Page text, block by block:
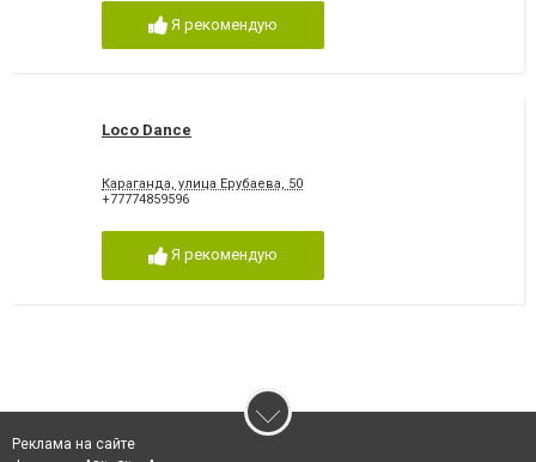
Я рекомендую
Loco Dance
Караганда, улица Ерубаева, 50
+77774859596
Я рекомендую
Реклама на сайте